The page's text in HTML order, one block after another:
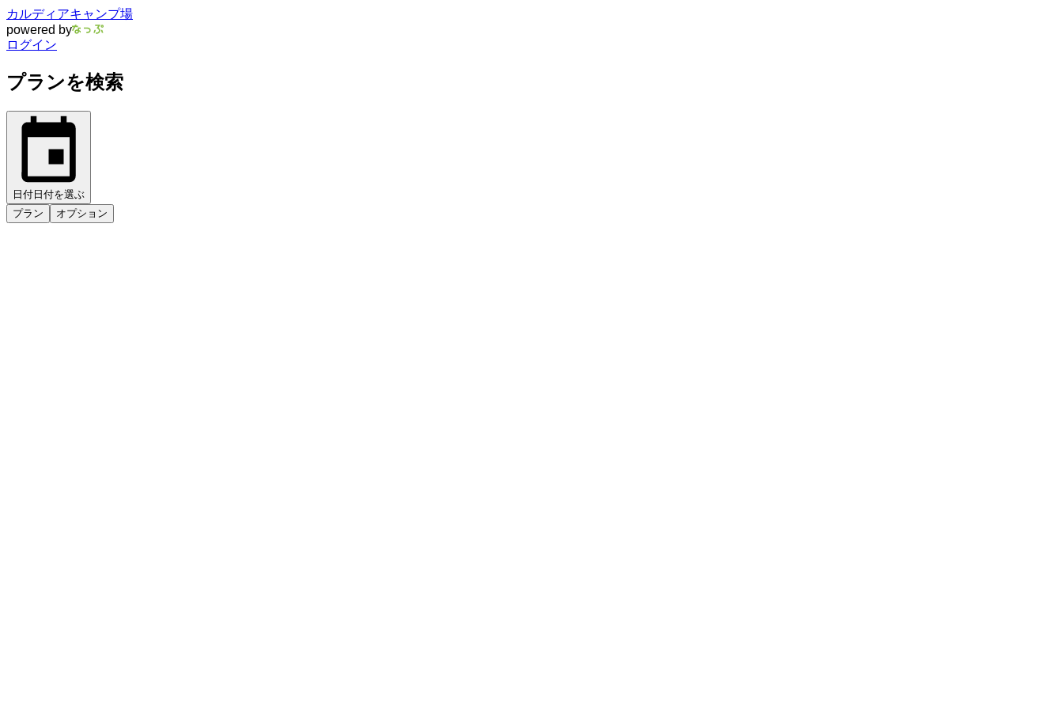
カルディアキャンプ場
powered by
ログイン
プランを検索
日付 日付を選ぶ
プラン
オプション